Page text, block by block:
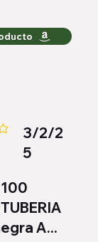
promedio es 4 de
3/2/2
5
A...